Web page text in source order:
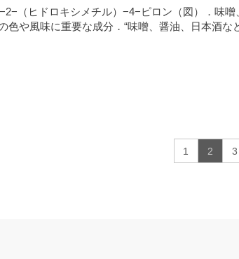
（ヒドロキシメチル）−4−ピロン（図）．味
色や風味に重要な成分．“味噌、醤油、日本酒
1 2 3